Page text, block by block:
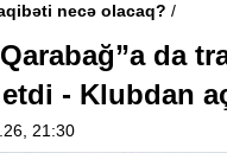
aqibəti necə olacaq?
da
- Klubdan
21:30